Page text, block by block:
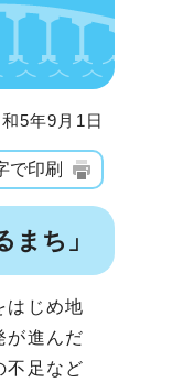
5年9月1日
で印刷
ち」
はじめ地
が進んだ
不足など